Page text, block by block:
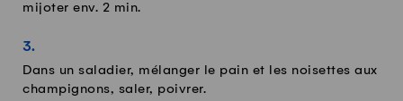
mijoter env. 2 min.
Dans un saladier, mélanger le pain et les noisettes aux
champignons, saler, poivrer.